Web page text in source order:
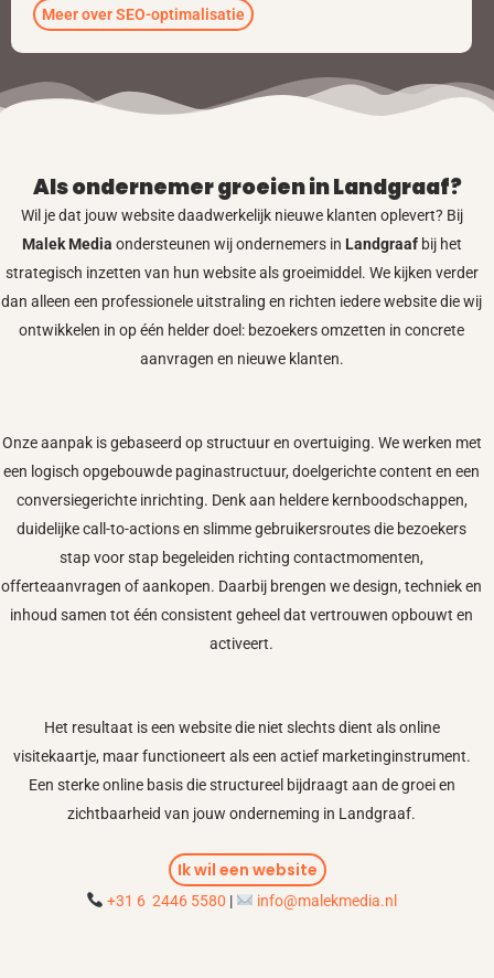
Meer over SEO-optimalisatie
Als ondernemer groeien in Landgraaf?
Wil je dat jouw website daadwerkelijk nieuwe klanten oplevert? Bij
Malek Media ondersteunen wij ondernemers in Landgraafbij het
strategisch inzetten van hun website als groeimiddel. We kijken verder
dan alleen een professionele uitstraling en richten iedere website die wij
ontwikkelen in op één helder doel: bezoekers omzetten in concrete
aanvragen en nieuwe klanten.
Onze aanpak is gebaseerd op structuur en overtuiging. We werken met
een logisch opgebouwde paginastructuur, doelgerichte content en een
conversiegerichte inrichting. Denk aan heldere kernboodschappen,
duidelijke call-to-actions en slimme gebruikersroutes die bezoekers
stap voor stap begeleiden richting contactmomenten,
offerteaanvragen of aankopen. Daarbij brengen we design, techniek en
inhoud samen tot één consistent geheel dat vertrouwen opbouwt en
activeert.
Het resultaat is een website die niet slechts dient als online
visitekaartje, maar functioneert als een actief marketinginstrument.
Een sterke online basis die structureel bijdraagt aan de groei en
zichtbaarheid van jouw onderneming in Landgraaf.
Ik wil een website
+31 6 2446 5580 | info@malekmedia.nl